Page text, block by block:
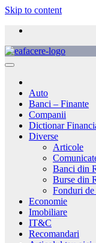
Skip to content
Auto
Banci – Finante
Companii
Dictionar
Diverse
Articole
Banci din
Burse din
Fonduri
Economie
Imobiliare
IT&C
Recomandari